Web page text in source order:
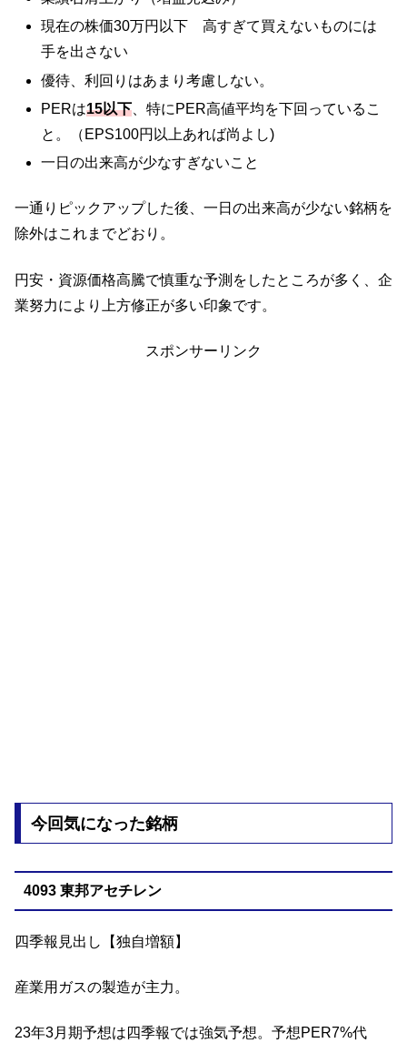
現在の株価30万円以下 高すぎて買えないものには
手を出さない
優待、利回りはあまり考慮しない。
PERは15以下 、特にPER高値平均を下回っているこ
と。（EPS100円以上あれば尚よし)
一日の出来高が少なすぎないこと
一通りピックアップした後、一日の出来高が少ない銘柄を
除外はこれまでどおり。
円安・資源価格高騰で慎重な予測をしたところが多く、企
業努力により上方修正が多い印象です。
スポンサーリンク
今回気になった銘柄
4093 東邦アセチレン
四季報見出し【独自増額】
産業用ガスの製造が主力。
23年3月期予想は四季報では強気予想。予想PER7%代